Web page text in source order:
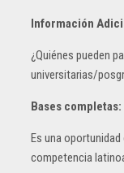
Información
¿Quiénes pueden
universitarias/
Bases completas:
Es una oportunidad
competencia